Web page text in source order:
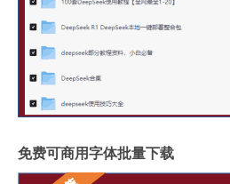
免费可商用字体批量下载